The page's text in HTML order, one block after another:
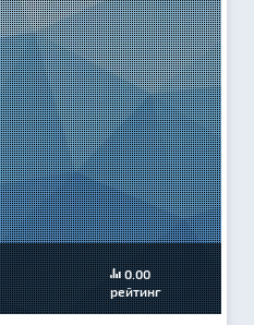
0.00
рейтинг